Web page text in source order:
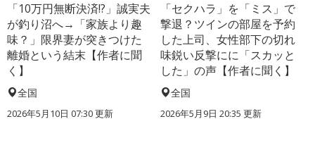
「10万円無断決済!?」誠実夫
が釣り沼へ→「家族より趣
味？」限界妻が突きつけた
離婚という結末【作者に聞
く】
全国
2026年5月10日 07:30 更新
「セクハラ」を「ミス」で
撃退？ツインの部屋を予約
した上司、女性部下の切れ
味鋭い反撃にに「スカッと
した」の声【作者に聞く】
全国
2026年5月9日 20:35 更新